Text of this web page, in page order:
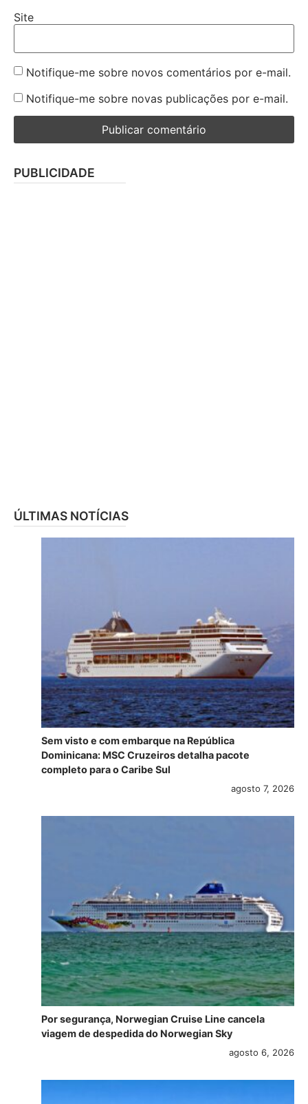
Site
Notifique-me sobre novos comentários por e-mail.
Notifique-me sobre novas publicações por e-mail.
PUBLICIDADE
ÚLTIMAS NOTÍCIAS
Sem visto e com embarque na República
Dominicana: MSC Cruzeiros detalha pacote
completo para o Caribe Sul
agosto 7, 2026
Por segurança, Norwegian Cruise Line cancela
viagem de despedida do Norwegian Sky
agosto 6, 2026